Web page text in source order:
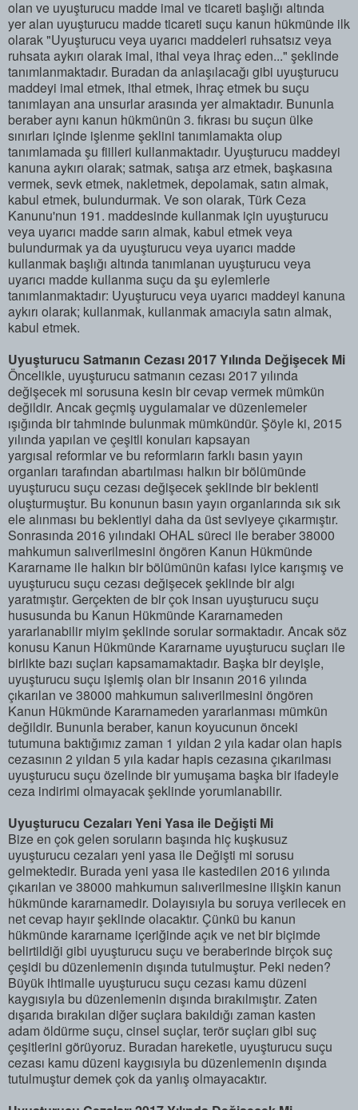
olan ve uyuşturucu madde imal ve ticareti başlığı altında
yer alan uyuşturucu madde ticareti suçu kanun hükmünde ilk
olarak "Uyuşturucu veya uyarıcı maddeleri ruhsatsız veya
ruhsata aykırı olarak imal, ithal veya ihraç eden..." şeklinde
tanımlanmaktadır. Buradan da anlaşılacağı gibi uyuşturucu
maddeyi imal etmek, ithal etmek, ihraç etmek bu suçu
tanımlayan ana unsurlar arasında yer almaktadır. Bununla
beraber aynı kanun hükmünün 3. fıkrası bu suçun ülke
sınırları içinde işlenme şeklini tanımlamakta olup
tanımlamada şu fiilleri kullanmaktadır. Uyuşturucu maddeyi
kanuna aykırı olarak; satmak, satışa arz etmek, başkasına
vermek, sevk etmek, nakletmek, depolamak, satın almak,
kabul etmek, bulundurmak. Ve son olarak, Türk Ceza
Kanunu'nun 191. maddesinde kullanmak için uyuşturucu
veya uyarıcı madde sarın almak, kabul etmek veya
bulundurmak ya da uyuşturucu veya uyarıcı madde
kullanmak başlığı altında tanımlanan uyuşturucu veya
uyarıcı madde kullanma suçu da şu eylemlerle
tanımlanmaktadır: Uyuşturucu veya uyarıcı maddeyi kanuna
aykırı olarak; kullanmak, kullanmak amacıyla satın almak,
kabul etmek.
Uyuşturucu Satmanın Cezası 2017 Yılında Değişecek Mi
Öncelikle, uyuşturucu satmanın cezası 2017 yılında
değişecek mi sorusuna kesin bir cevap vermek mümkün
değildir. Ancak geçmiş uygulamalar ve düzenlemeler
ışığında bir tahminde bulunmak mümkündür. Şöyle ki, 2015
yılında yapılan ve çeşitli konuları kapsayan
yargısal reformlar ve bu reformların farklı basın yayın
organları tarafından abartılması halkın bir bölümünde
uyuşturucu suçu cezası değişecek şeklinde bir beklenti
oluşturmuştur. Bu konunun basın yayın organlarında sık sık
ele alınması bu beklentiyi daha da üst seviyeye çıkarmıştır.
Sonrasında 2016 yılındaki OHAL süreci ile beraber 38000
mahkumun salıverilmesini öngören Kanun Hükmünde
Kararname ile halkın bir bölümünün kafası iyice karışmış ve
uyuşturucu suçu cezası değişecek şeklinde bir algı
yaratmıştır. Gerçekten de bir çok insan uyuşturucu suçu
hususunda bu Kanun Hükmünde Kararnameden
yararlanabilir miyim şeklinde sorular sormaktadır. Ancak söz
konusu Kanun Hükmünde Kararname uyuşturucu suçları ile
birlikte bazı suçları kapsamamaktadır. Başka bir deyişle,
uyuşturucu suçu işlemiş olan bir insanın 2016 yılında
çıkarılan ve 38000 mahkumun salıverilmesini öngören
Kanun Hükmünde Kararnameden yararlanması mümkün
değildir. Bununla beraber, kanun koyucunun önceki
tutumuna baktığımız zaman 1 yıldan 2 yıla kadar olan hapis
cezasının 2 yıldan 5 yıla kadar hapis cezasına çıkarılması
uyuşturucu suçu özelinde bir yumuşama başka bir ifadeyle
ceza indirimi olmayacak şeklinde yorumlanabilir.
Uyuşturucu Cezaları Yeni Yasa ile Değişti Mi
Bize en çok gelen soruların başında hiç kuşkusuz
uyuşturucu cezaları yeni yasa ile Değişti mi sorusu
gelmektedir. Burada yeni yasa ile kastedilen 2016 yılında
çıkarılan ve 38000 mahkumun salıverilmesine ilişkin kanun
hükmünde kararnamedir. Dolayısıyla bu soruya verilecek en
net cevap hayır şeklinde olacaktır. Çünkü bu kanun
hükmünde kararname içeriğinde açık ve net bir biçimde
belirtildiği gibi uyuşturucu suçu ve beraberinde birçok suç
çeşidi bu düzenlemenin dışında tutulmuştur. Peki neden?
Büyük ihtimalle uyuşturucu suçu cezası kamu düzeni
kaygısıyla bu düzenlemenin dışında bırakılmıştır. Zaten
dışarıda bırakılan diğer suçlara bakıldığı zaman kasten
adam öldürme suçu, cinsel suçlar, terör suçları gibi suç
çeşitlerini görüyoruz. Buradan hareketle, uyuşturucu suçu
cezası kamu düzeni kaygısıyla bu düzenlemenin dışında
tutulmuştur demek çok da yanlış olmayacaktır.